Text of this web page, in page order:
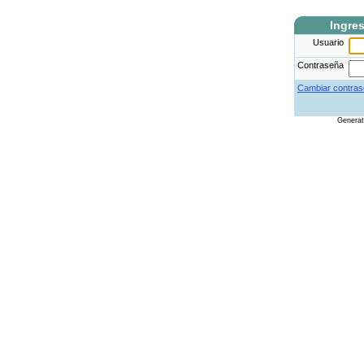
Usuario
Contraseña
Cambiar